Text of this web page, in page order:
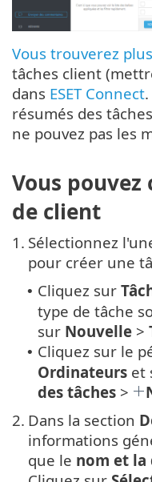
Vous trouverez
tâches client
dans ESET Connect
résumés des
ne pouvez pas les
Vous pouvez
de client
1. Sélectionnez
pour créer une
• Cliquez sur
type de tâche
sur Nouvelle >
• Cliquez sur le
Ordinateurs et
des tâches >
2. Dans la section
informations
que le nom et